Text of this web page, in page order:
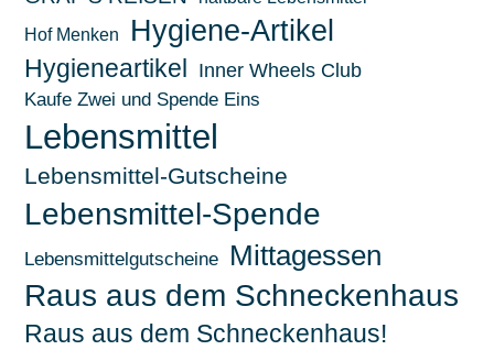
Hof Menken
Hygiene-Artikel
Hygieneartikel
Inner Wheels Club
Kaufe Zwei und Spende Eins
Lebensmittel
Lebensmittel-Gutscheine
Lebensmittel-Spende
Lebensmittelgutscheine Mittagessen
Raus aus dem Schneckenhaus
Raus aus dem Schneckenhaus!